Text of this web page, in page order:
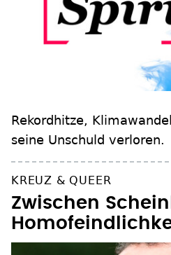
Rekordhitze,
KREUZ & QUEER
Zwischen